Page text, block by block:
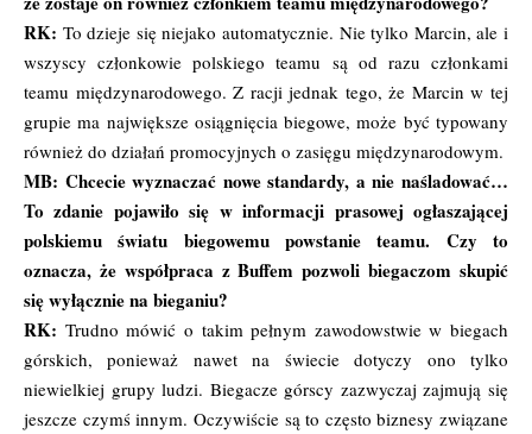
RK: To dzieje się niejako automatycznie. Nie tylko Marcin, ale i
wszyscy członkowie polskiego teamu są od razu członkami
teamu międzynarodowego. Z racji jednak tego, że Marcin w tej
grupie ma największe osiągnięcia biegowe, może być typowany
również do działań promocyjnych o zasięgu międzynarodowym.
MB: Chcecie wyznaczać nowe standardy, a nie naśladować…
To zdanie pojawiło się w informacji prasowej ogłaszającej
polskiemu światu biegowemu powstanie teamu. Czy to
oznacza, że współpraca z Buffem pozwoli biegaczom skupić
się wyłącznie na bieganiu?
RK: Trudno mówić o takim pełnym zawodowstwie w biegach
górskich, ponieważ nawet na świecie dotyczy ono tylko
niewielkiej grupy ludzi. Biegacze górscy zazwyczaj zajmują się
jeszcze czymś innym. Oczywiście są to często biznesy związane